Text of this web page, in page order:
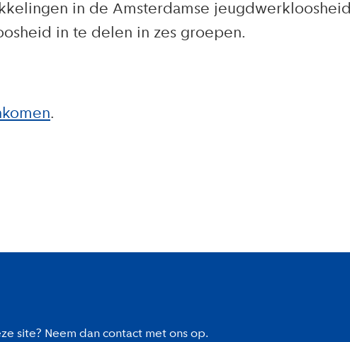
in de Amsterdamse
in te delen in zes groepen.
site? Neem dan contact met ons op.